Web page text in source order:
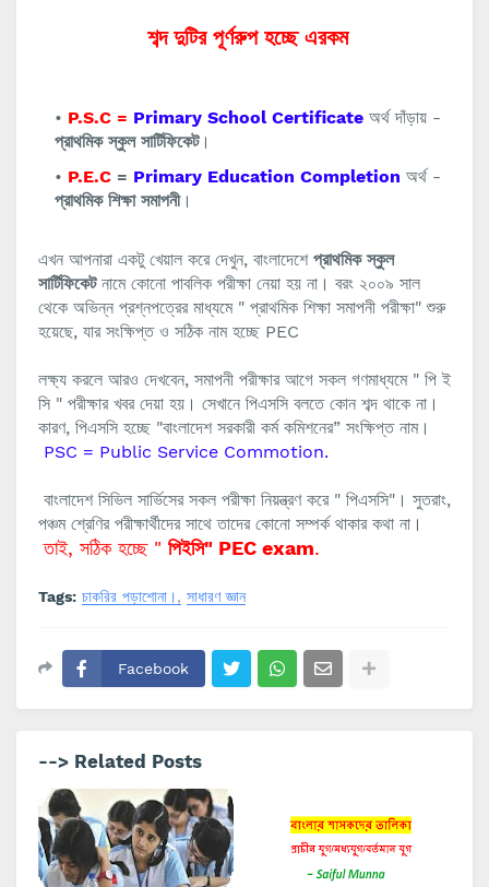
শব্দ দুটির পূর্ণরুপ হচ্ছে এরকম
P.S.C = Primary School Certificate অর্থ দাঁড়ায় -
প্রাথমিক স্কুল সার্টিফিকেট।
P.E.C = Primary Education Completion অর্থ -
প্রাথমিক শিক্ষা সমাপনী।
এখন আপনারা একটু খেয়াল করে দেখুন, বাংলাদেশে প্রাথমিক স্কুল
সার্টিফিকেটনামে কোনো পাবলিক পরীক্ষা নেয়া হয় না। বরং ২০০৯ সাল
থেকে অভিন্ন প্রশ্নপত্রের মাধ্যমে " প্রাথমিক শিক্ষা সমাপনী পরীক্ষা" শুরু
হয়েছে, যার সংক্ষিপ্ত ও সঠিক নাম হচ্ছে PEC
লক্ষ্য করলে আরও দেখবেন, সমাপনী পরীক্ষার আগে সকল গণমাধ্যমে " পি ই
সি " পরীক্ষার খবর দেয়া হয়। সেখানে পিএসসি বলতে কোন শব্দ থাকে না।
কারণ, পিএসসি হচ্ছে "বাংলাদেশ সরকারী কর্ম কমিশনের” সংক্ষিপ্ত নাম।
PSC = Public Service Commotion.
বাংলাদেশ সিভিল সার্ভিসের সকল পরীক্ষা নিয়ন্ত্রণ করে " পিএসসি"। সুতরাং,
পঞ্চম শ্রেণির পরীক্ষার্থীদের সাথে তাদের কোনো সম্পর্ক থাকার কথা না।
তাই, সঠিক হচ্ছে " পিইসি" PEC exam.
Tags: চাকরির পড়াশোনা। সাধারণ জ্ঞান
Facebook
--> Related Posts